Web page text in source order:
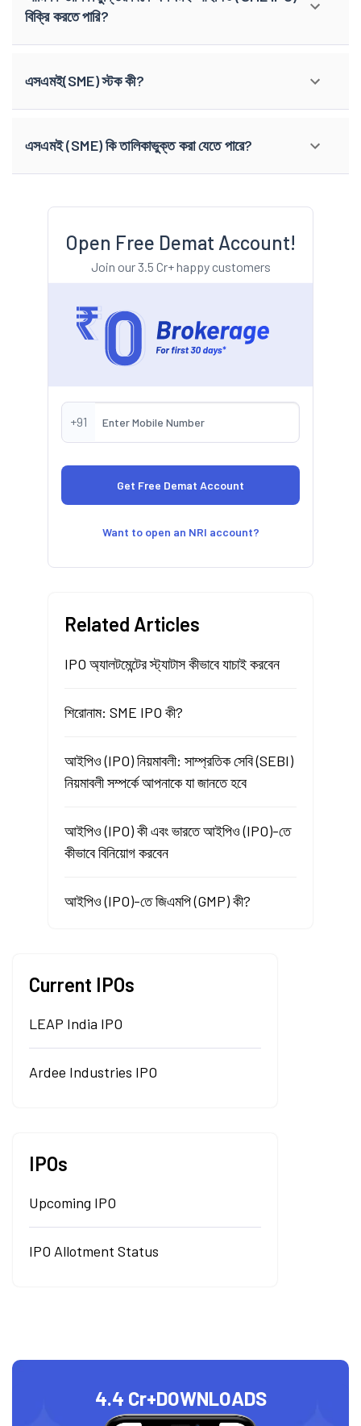
বিক্রি করতে পারি?
এসএমই(SME) স্টক কী?
এসএমই (SME) কি তালিকাভুক্ত করা যেতে পারে?
Open Free Demat Account!
Join our 3.5 Cr+ happy customers
+91
Want to open an NRI account?
Related Articles
IPO অ্যালটমেন্টের স্ট্যাটাস কীভাবে যাচাই করবেন
শিরোনাম: SME IPO কী?
আইপিও (IPO) নিয়মাবলী: সাম্প্রতিক সেবি (SEBI)
নিয়মাবলী সম্পর্কে আপনাকে যা জানতে হবে
আইপিও (IPO) কী এবং ভারতে আইপিও (IPO)-তে
কীভাবে বিনিয়োগ করবেন
আইপিও (IPO)-তে জিএমপি (GMP) কী?
Current IPOs
LEAP India IPO
Ardee Industries IPO
IPOs
Upcoming IPO
IPO Allotment Status
4.4 Cr+DOWNLOADS